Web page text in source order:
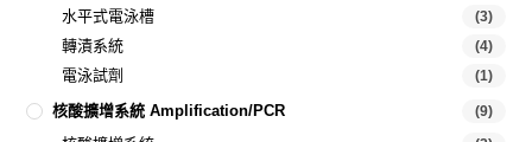
水平式電泳槽 (3)
轉漬系統 (4)
電泳試劑 (1)
核酸擴增系統 Amplification/PCR (9)